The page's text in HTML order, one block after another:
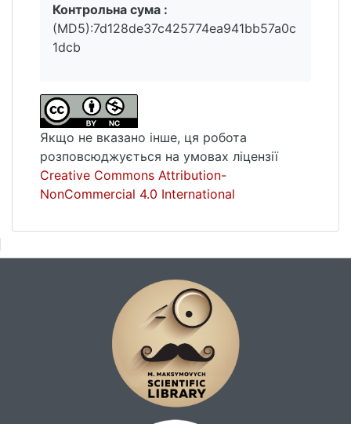
Контрольна сума :
(MD5):7d128de37c425774ea941bb57a0c
1dcb
Якщо не вказано інше, ця робота
розповсюджується на умовах ліцензії
Creative Commons Attribution-
NonCommercial 4.0 International